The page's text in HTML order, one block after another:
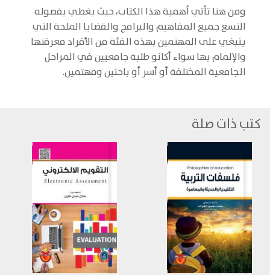
ومن هنا تأتي أهمية هذا الكتاب، حيث يغطي بفصوله
التسع جميع المفاهيم والبرامج والقضايا الملحة التي
ينبغي على المهتمين بهذه الفئة من الأفراد معرفتها
والإلمام بها سواء أكانو طلبة جامعيين في المراحل
الجامعية المختلفة أو أسر أو باحثين ومهتمين.
كتب ذات صلة